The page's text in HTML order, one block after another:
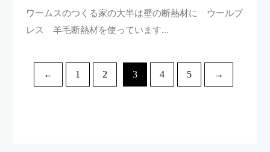
ワームスのつくる家の大半は壁の断熱材に ウールブ
レス 羊毛断熱材を使っています...
← 1 2 3 4 5 →